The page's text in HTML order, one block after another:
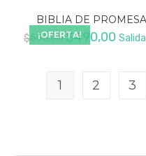
¡OFERTA!
BIBLIA DE
$ 595,00 El
precio
$595,00.
$490,00 El
1 2 3